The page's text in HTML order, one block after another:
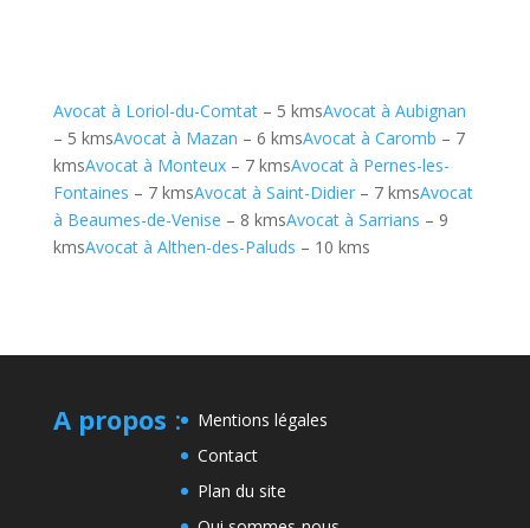
Avocat à Loriol-du-Comtat– 5 kmsAvocat à Aubignan
– 5 kmsAvocat à Mazan – 6 kmsAvocat à Caromb – 7
kmsAvocat à Monteux– 7 kmsAvocat à Pernes-les-
Fontaines – 7 kmsAvocat à Saint-Didier– 7 kmsAvocat
à Beaumes-de-Venise – 8 kmsAvocat à Sarrians – 9
kmsAvocat à Althen-des-Paluds – 10 kms
A propos :
Mentions légales
Contact
Plan du site